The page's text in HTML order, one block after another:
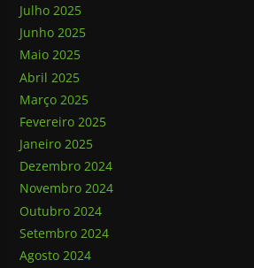
Julho 2025
Junho 2025
Maio 2025
Abril 2025
Março 2025
Fevereiro 2025
Janeiro 2025
Dezembro 2024
Novembro 2024
Outubro 2024
Setembro 2024
Agosto 2024